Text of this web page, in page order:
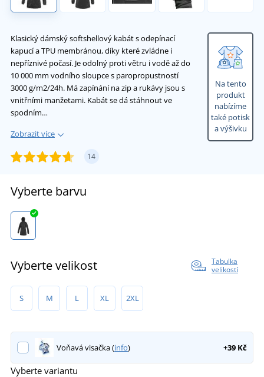
Klasický dámský softshellový kabát s odepínací
kapucí a TPU membránou, díky které zvládne i
nepříznivé počasí. Je odolný proti větru i vodě až do
10 000 mm vodního sloupce s paropropustností
3000 g/m2/24h. Má zapínání na zip a rukávy jsou s
vnitřními manžetami. Kabát se dá stáhnout ve
spodním…
Zobrazit více
14
Na tento
produkt
nabízíme
také potisk
a výšivku
Vyberte barvu
Vyberte velikost
Tabulka
velikostí
S M L XL 2XL
Voňavá visačka (info) +39 Kč
Vyberte variantu